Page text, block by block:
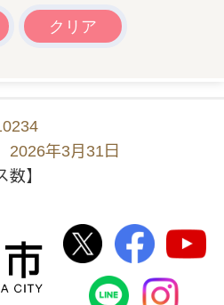
2026年3月31日
数】
桜川市
桜川市公式
桜川
桜川市公